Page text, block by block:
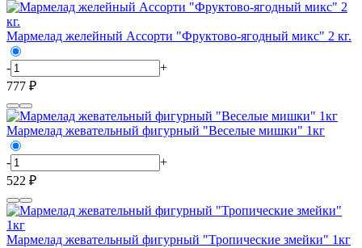
Мармелад желейный Ассорти "Фруктово-ягодный микс" 2 кг.
-
+
777 ₽
Мармелад жевательный фигурный "Веселые мишки" 1кг
-
+
522 ₽
Мармелад жевательный фигурный "Тропические змейки" 1кг